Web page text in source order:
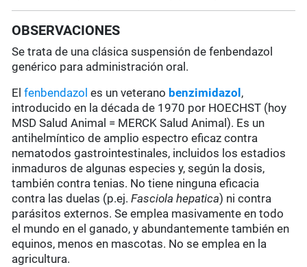
OBSERVACIONES
Se trata de una clásica suspensión de fenbendazol
genérico para administración oral.
Elfenbendazol es un veterano benzimidazol ,
introducido en la década de 1970 por HOECHST (hoy
MSD Salud Animal = MERCK Salud Animal). Es un
antihelmíntico de amplio espectro eficaz contra
nematodos gastrointestinales, incluidos los estadios
inmaduros de algunas especies y, según la dosis,
también contra tenias. No tiene ninguna eficacia
contra las duelas (p.ej.Fasciola hepatica) ni contra
parásitos externos. Se emplea masivamente en todo
el mundo en el ganado, y abundantemente también en
equinos, menos en mascotas. No se emplea en la
agricultura.